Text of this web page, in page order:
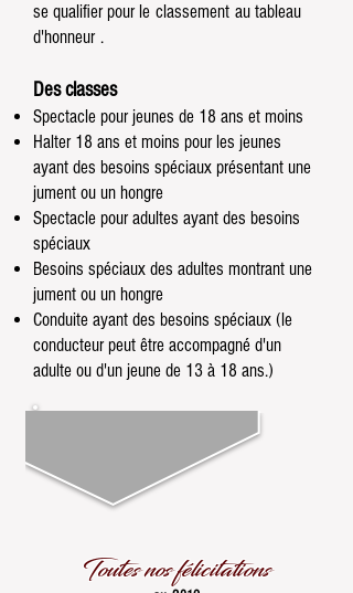
se qualifier pour le classement au tableau
d'honneur .
Des classes
Spectacle pour jeunes de 18 ans et moins
Halter 18 ans et moins pour les jeunes
ayant des besoins spéciaux présentant une
jument ou un hongre
Spectacle pour adultes ayant des besoins
spéciaux
Besoins spéciaux des adultes montrant une
jument ou un hongre
Conduite ayant des besoins spéciaux (le
conducteur peut être accompagné d'un
adulte ou d'un jeune de 13 à 18 ans.)
Toutes nos félicitations